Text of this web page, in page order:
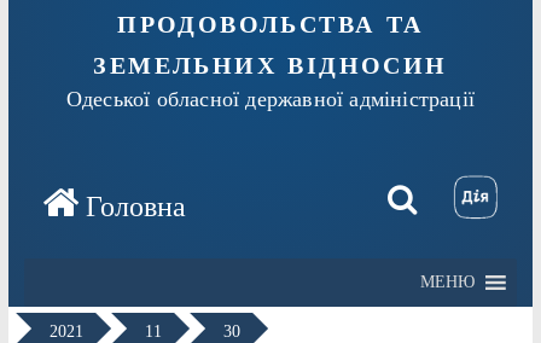
продовольства та
земельних відносин
Одеської обласної державної адміністрації
МЕНЮ
2021 11
30